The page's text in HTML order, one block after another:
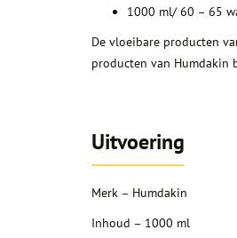
1000 ml/ 60 – 65
De vloeibare producten
producten van Humdakin
Uitvoering
Merk – Humdakin
Inhoud – 1000 ml